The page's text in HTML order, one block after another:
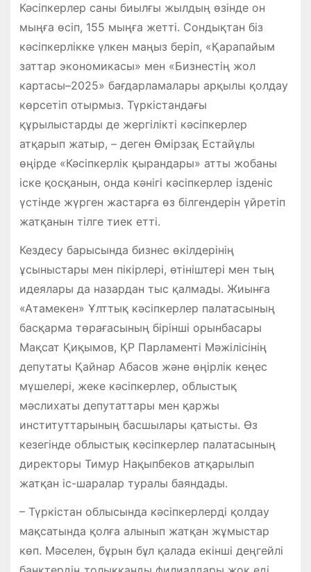
Кәсіпкерлер саны биылғы жылдың өзінде он
мыңға өсіп, 155 мыңға жетті. Сондықтан біз
кәсіпкерлікке үлкен маңыз беріп, «Қарапайым
заттар экономикасы» мен «Бизнестің жол
картасы–2025» бағдарламалары арқылы қолдау
көрсетіп отырмыз. Түркістандағы
құрылыстарды де жергілікті кәсіпкерлер
атқарып жатыр, – деген Өмірзақ Естайұлы
өңірде «Кәсіпкерлік қырандары» атты жобаны
іске қосқанын, онда кәнігі кәсіпкерлер ізденіс
үстінде жүрген жастарға өз білгендерін үйретіп
жатқанын тілге тиек етті.
Кездесу барысында бизнес өкілдерінің
ұсыныстары мен пікірлері, өтініштері мен тың
идеялары да назардан тыс қалмады. Жиынға
«Атамекен» Ұлттық кәсіпкерлер палатасының
басқарма төрағасының бірінші орынбасары
Мақсат Қиқымов, ҚР Парламенті Мәжілісінің
депутаты Қайнар Абасов және өңірлік кеңес
мүшелері, жеке кәсіпкерлер, облыстық
мәслихаты депутаттары мен қаржы
институттарының басшылары қатысты. Өз
кезегінде облыстық кәсіпкерлер палатасының
директоры Тимур Нақыпбеков атқарылып
жатқан іс-шаралар туралы баяндады.
– Түркістан облысында кәсіпкерлерді қолдау
мақсатында қолға алынып жатқан жұмыстар
көп. Мәселен, бұрын бұл қалада екінші деңгейлі